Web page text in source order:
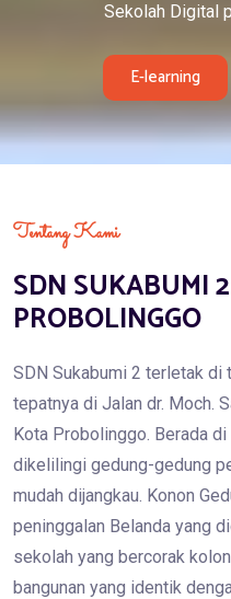
Sekolah Digital
E-learning
Tentang Kami
SDN SUKABUMI
PROBOLINGGO
SDN Sukabumi 2 terletak di
tepatnya di Jalan dr. Moch.
Kota Probolinggo. Berada
dikelilingi gedung-gedung
mudah dijangkau. Konon
peninggalan Belanda yang
sekolah yang bercorak
bangunan yang identik